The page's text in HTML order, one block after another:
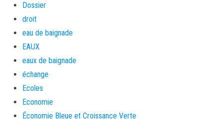
Dossier
droit
eau de baignade
EAUX
eaux de baignade
échange
Ecoles
Economie
Économie Bleue et Croissance Verte